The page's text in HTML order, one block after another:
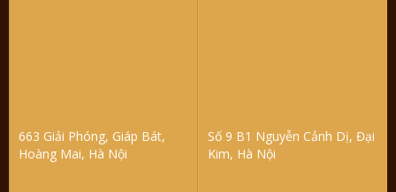
663 Giải Phóng, Giáp Bát,
Hoàng Mai, Hà Nội
Số 9 B1 Nguyễn Cảnh Dị, Đại
Kim, Hà Nội